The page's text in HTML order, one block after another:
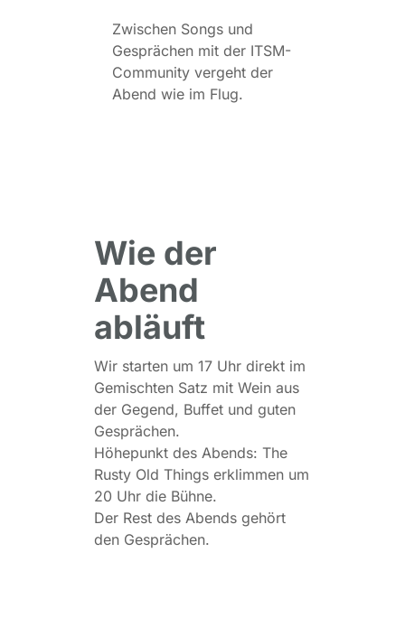
Zwischen Songs und
Gesprächen mit der ITSM-
Community vergeht der
Abend wie im Flug.
Wie der
Abend
abläuft
Wir starten um 17 Uhr direkt im
Gemischten Satz mit Wein aus
der Gegend, Buffet und guten
Gesprächen.
Höhepunkt des Abends: The
Rusty Old Things erklimmen um
20 Uhr die Bühne.
Der Rest des Abends gehört
den Gesprächen.